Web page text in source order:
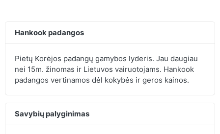
Hankook padangos
Pietų Korėjos padangų gamybos lyderis. Jau daugiau
nei 15m. žinomas ir Lietuvos vairuotojams. Hankook
padangos vertinamos dėl kokybės ir geros kainos.
Savybių palyginimas